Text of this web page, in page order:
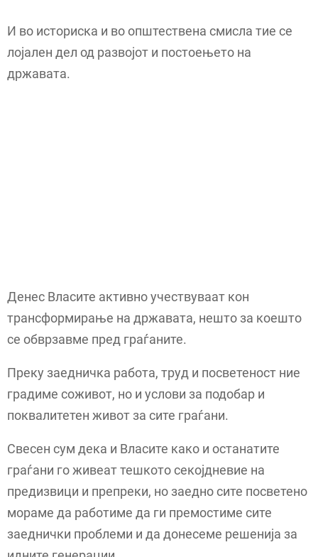
И во историска и во општествена смисла тие се
лојален дел од развојот и постоењето на
државата.
Денес Власите активно учествуваат кон
трансформирање на државата, нешто за коешто
се обврзавме пред граѓаните.
Преку заедничка работа, труд и посветеност ние
градиме соживот, но и услови за подобар и
поквалитетен живот за сите граѓани.
Свесен сум дека и Власите како и останатите
граѓани го живеат тешкото секојдневие на
предизвици и препреки, но заедно сите посветено
мораме да работиме да ги премостиме сите
заеднички проблеми и да донесеме решенија за